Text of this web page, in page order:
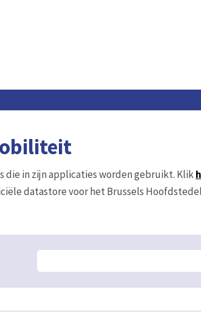
die in zijn applicaties worden gebruikt. Klik
datastore voor het Brussels